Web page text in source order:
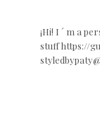
¡Hi! I ´ m a
stuff https://